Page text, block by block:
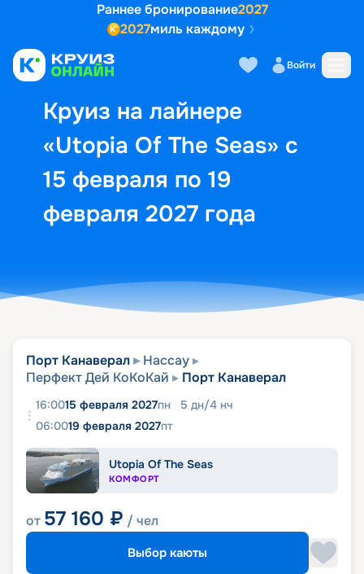
Раннее бронирование2027
2027миль каждому
Войти
Круиз на лайнере
«Utopia Of The Seas» с
15 февраля по 19
февраля 2027 года
Выбор кают Маршрут и
Порт Канаверал
Нассау
Перфект Дей КоКоКай
Порт Канаверал
16:0015 февраля 2027пн 5 дн/4 нч
06:0019 февраля 2027пт
Utopia Of The Seas
КОМФОРТ
от 57 160 ₽ / чел
Выбор каюты